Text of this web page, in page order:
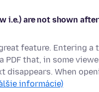
i.e.) are not shown
feature. Entering a
PDF that, in some
disappears. When
informácie)